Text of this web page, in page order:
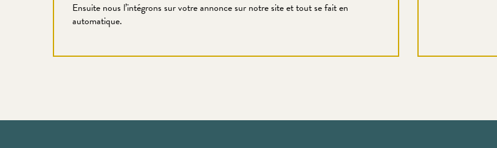
Ensuite nous l’intégrons sur votre annonce sur notre site et tout se fait en
automatique.